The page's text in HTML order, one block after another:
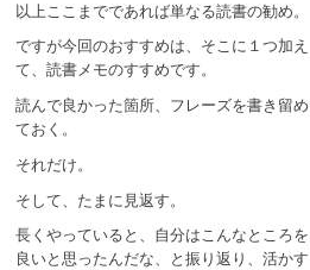
以上ここまでであれば単なる読書の勧め。
ですが今回のおすすめは、そこに１つ加え
て、読書メモのすすめです。
読んで良かった箇所、フレーズを書き留め
ておく。
それだけ。
そして、たまに見返す。
長くやっていると、自分はこんなところを
良いと思ったんだな、と振り返り、活かす